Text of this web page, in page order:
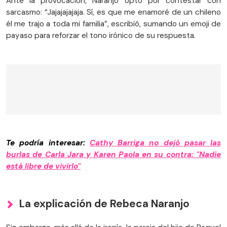
sarcasmo: “Jajajajajaja. Sí, es que me enamoré de un chileno
él me trajo a toda mi familia”, escribió, sumando un emoji de
payaso para reforzar el tono irónico de su respuesta.
Te podría interesar: Cathy Barriga no dejó pasar las
burlas de Carla Jara y Karen Paola en su contra: "Nadie
está libre de vivirlo"
La explicación de Rebeca Naranjo